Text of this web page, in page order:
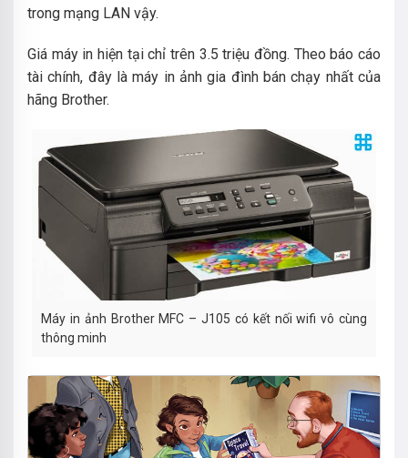
trong mạng LAN vậy.
Giá máy in hiện tại chỉ trên 3.5 triệu đồng. Theo báo cáo
tài chính, đây là máy in ảnh gia đình bán chạy nhất của
hãng Brother.
Máy in ảnh Brother MFC – J105 có kết nối wifi vô cùng
thông minh